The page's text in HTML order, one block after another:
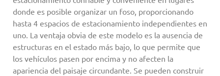
donde es posible organizar un foso, proporcionando
hasta 4 espacios de estacionamiento independientes en
uno. La ventaja obvia de este modelo es la ausencia de
estructuras en el estado más bajo, lo que permite que
los vehículos pasen por encima y no afecten la
apariencia del paisaje circundante. Se pueden construir